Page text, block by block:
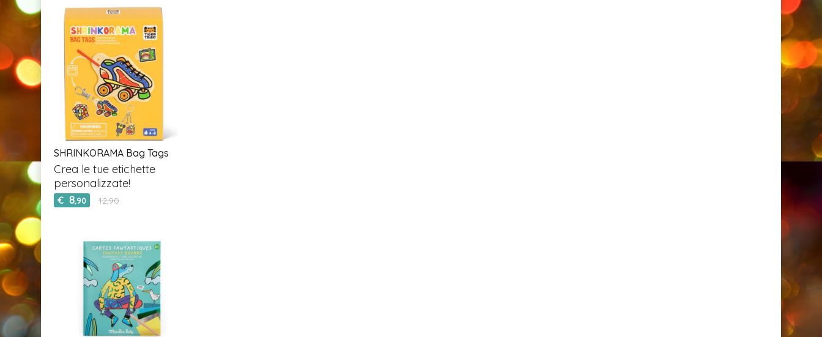
SHRINKORAMA Bag Tags
Crea le tue etichette
personalizzate!
€ 8,90 12,90